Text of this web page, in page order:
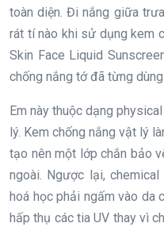
toàn diện. Đi nắng giữa
rát tí nào khi sử dụng kem
Skin Face Liquid
chống nắng tớ đã từng
Em này thuộc dạng
lý. Kem chống nắng vật lý
tạo nên một lớp chắn bảo
ngoài. Ngược lại,
hoá học phải ngấm vào da
hấp thụ các tia UV thay vì